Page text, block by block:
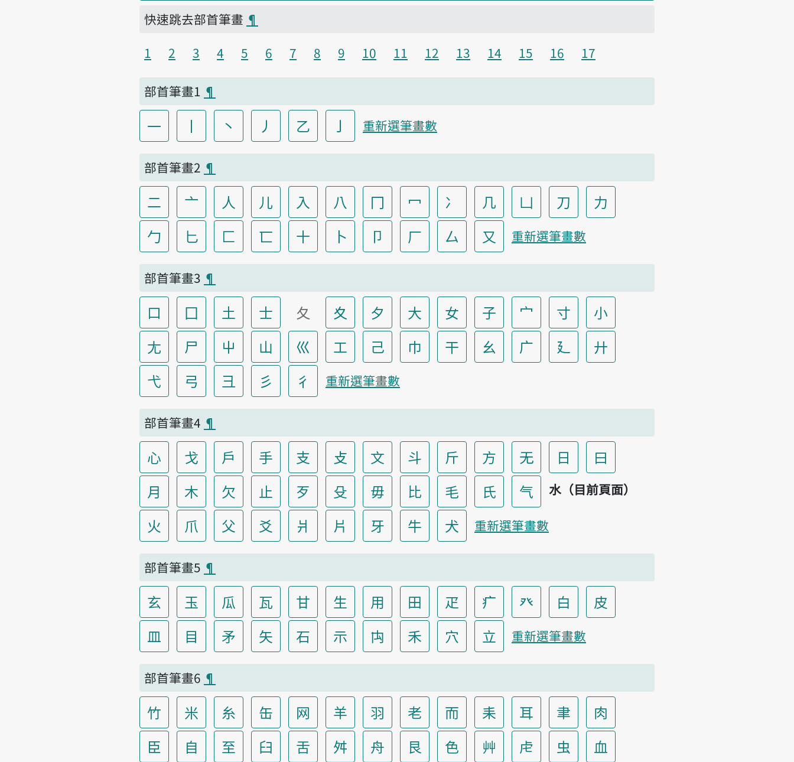
快速跳去部首筆畫 ¶
1
2 3 4 5 6 7 8 9 10 11 12 13 14 15 16 17
部首筆畫1 ¶
一 丨 丶 丿 乙 亅 重新選筆畫數
部首筆畫2 ¶
二 亠 人 儿 入 八 冂 冖 冫 几 凵 刀
力
勹
匕 匚 匸 十 卜 卩 厂 厶 又 重新選筆畫數
部首筆畫3 ¶
口 囗 土 士 夂 夊 夕 大 女 子 宀 寸
小
尢
尸 屮 山 巛 工 己 巾 干 幺 广 廴
廾
弋
弓 彐 彡 彳 重新選筆畫數
部首筆畫4 ¶
心 戈 戶 手 支 攴 文 斗 斤 方 无 日
曰
月
木 欠 止 歹 殳 毋 比 毛 氏 气 水（目前頁面）
火 爪 父 爻 爿 片 牙 牛 犬 重新選筆畫數
部首筆畫5 ¶
玄 玉 瓜 瓦 甘 生 用 田 疋 疒 癶 白
皮
皿
目 矛 矢 石 示 禸 禾 穴 立 重新選筆畫數
部首筆畫6 ¶
竹 米 糸 缶 网 羊 羽 老 而 耒 耳 聿
肉
臣
自 至 臼 舌 舛 舟 艮 色 艸 虍 虫
血